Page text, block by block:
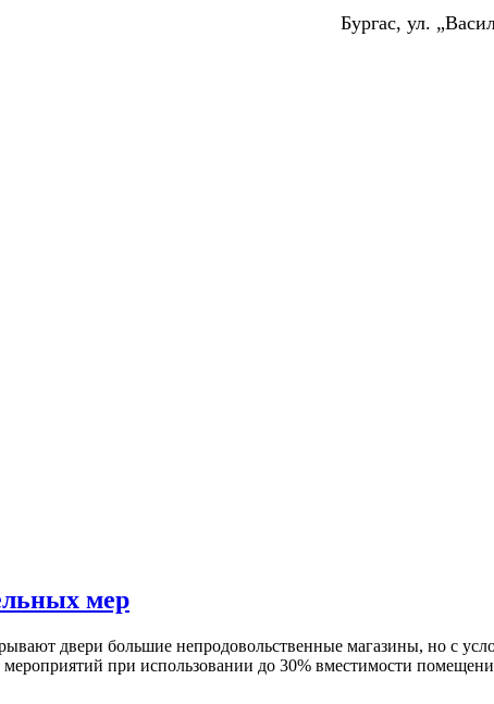
Бургас, ул.
мер
двери большие непродовольственные магазины, но с
мероприятий при использовании до 30% вместимости